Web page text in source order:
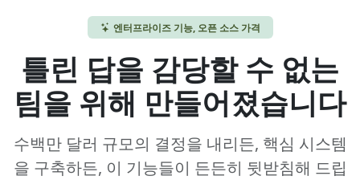
엔터프라이즈 기능, 오픈 소스 가격
틀린 답을 감당할 수 없는
팀을 위해 만들어졌습니다
수백만 달러 규모의 결정을 내리든, 핵심 시스템
을 구축하든, 이 기능들이 든든히 뒷받침해 드립